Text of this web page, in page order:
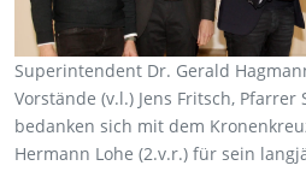
Superintendent Dr. Gerald
Vorstände (v.l.) Jens Fritsch, Pfarrer
bedanken sich mit dem
Hermann Lohe (2.v.r.) für sein